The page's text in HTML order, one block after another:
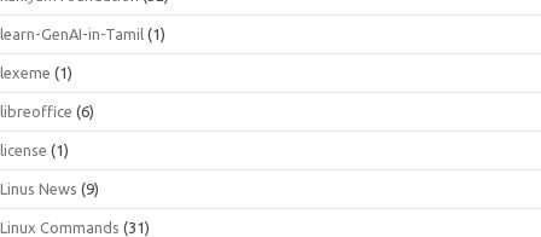
learn-GenAI-in-Tamil (1)
lexeme (1)
libreoffice (6)
license (1)
Linus News (9)
Linux Commands (31)